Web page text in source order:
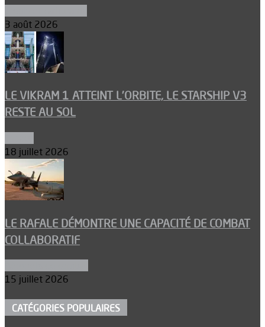
3 août 2026
LE VIKRAM 1 ATTEINT L’ORBITE, LE STARSHIP V3
RESTE AU SOL
18 juillet 2026
LE RAFALE DÉMONTRE UNE CAPACITÉ DE COMBAT
COLLABORATIF
15 juillet 2026
CATÉGORIES POPULAIRES